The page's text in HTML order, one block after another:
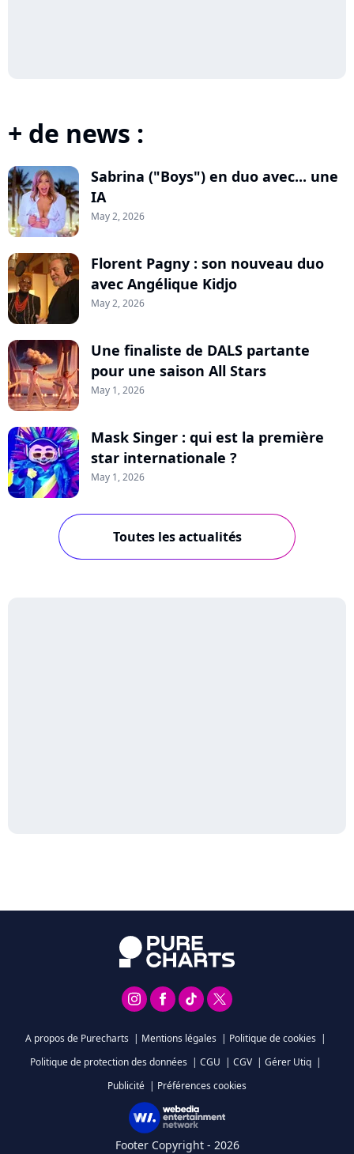
+ de news :
Sabrina ("Boys") en duo avec... une
IA
May 2, 2026
Florent Pagny : son nouveau duo
avec Angélique Kidjo
May 2, 2026
Une finaliste de DALS partante
pour une saison All Stars
May 1, 2026
Mask Singer : qui est la première
star internationale ?
May 1, 2026
Toutes les actualités
A propos de Purecharts | Mentions légales | Politique de cookies |
Politique de protection des données | CGU | CGV | Gérer Utiq |
Publicité | Préférences cookies
Footer Copyright - 2026